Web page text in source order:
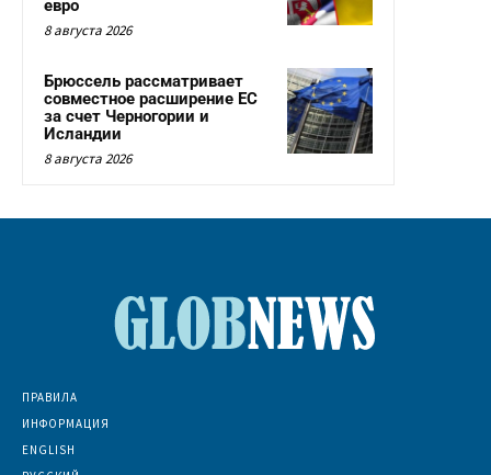
евро
8 августа 2026
Брюссель рассматривает
совместное расширение ЕС
за счет Черногории и
Исландии
8 августа 2026
ПРАВИЛА
ИНФОРМАЦИЯ
ENGLISH